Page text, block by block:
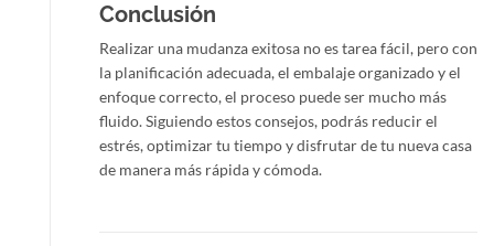
Conclusión
Realizar una mudanza exitosa no es tarea fácil, pero con
la planificación adecuada, el embalaje organizado y el
enfoque correcto, el proceso puede ser mucho más
fluido. Siguiendo estos consejos, podrás reducir el
estrés, optimizar tu tiempo y disfrutar de tu nueva casa
de manera más rápida y cómoda.